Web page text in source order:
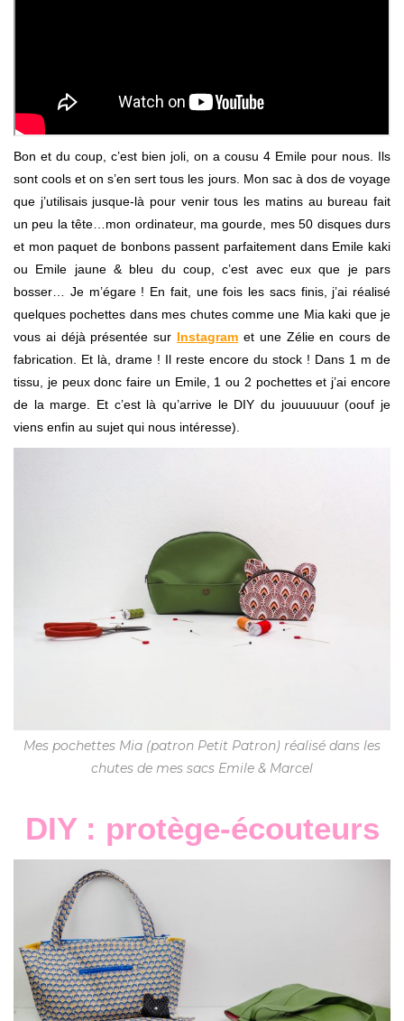
Bon et du coup, c’est bien joli, on a cousu 4 Emile pour nous. Ils
sont cools et on s’en sert tous les jours. Mon sac à dos de voyage
que j’utilisais jusque-là pour venir tous les matins au bureau fait
un peu la tête…mon ordinateur, ma gourde, mes 50 disques durs
et mon paquet de bonbons passent parfaitement dans Emile kaki
ou Emile jaune & bleu du coup, c’est avec eux que je pars
bosser… Je m’égare ! En fait, une fois les sacs finis, j’ai réalisé
quelques pochettes dans mes chutes comme une Mia kaki que je
vous ai déjà présentée sur Instagram et une Zélie en cours de
fabrication. Et là, drame ! Il reste encore du stock ! Dans 1 m de
tissu, je peux donc faire un Emile, 1 ou 2 pochettes et j’ai encore
de la marge. Et c’est là qu’arrive le DIY du jouuuuuur (oouf je
viens enfin au sujet qui nous intéresse).
Mes pochettes Mia (patron Petit Patron) réalisé dans les
chutes de mes sacs Emile & Marcel
DIY : protège-écouteurs